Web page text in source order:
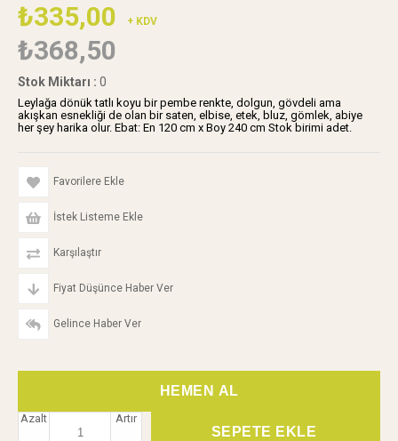
₺335,00 + KDV
₺368,50
Stok Miktarı : 0
Leylağa dönük tatlı koyu bir pembe renkte, dolgun, gövdeli ama
akışkan esnekliği de olan bir saten, elbise, etek, bluz, gömlek, abiye
her şey harika olur. Ebat: En 120 cm x Boy 240 cm Stok birimi adet.
Favorilere Ekle
İstek Listeme Ekle
Karşılaştır
Fiyat Düşünce Haber Ver
Gelince Haber Ver
Artır
Azalt